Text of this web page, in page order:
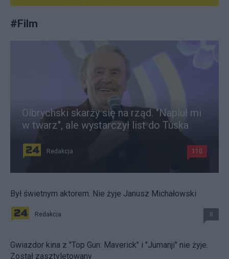
#Film
Olbrychski skarży się na rząd. "Napluł mi
w twarz", ale wystarczył list do Tuska
Redakcja 110
Był świetnym aktorem. Nie żyje Janusz Michałowski
Redakcja 8
Gwiazdor kina z "Top Gun: Maverick" i "Jumanji" nie żyje.
Został zasztyletowany